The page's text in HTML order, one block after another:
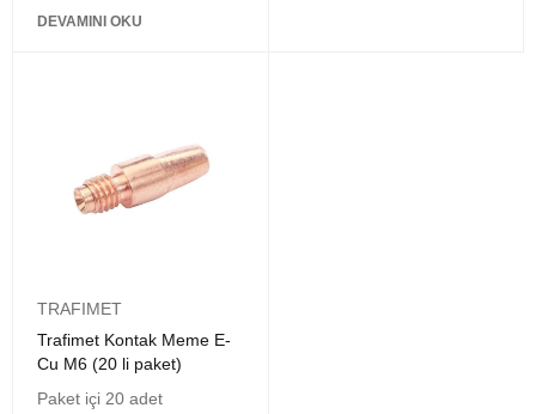
DEVAMINI OKU
TRAFIMET
Trafimet Kontak Meme E-
Cu M6 (20 li paket)
Paket içi 20 adet